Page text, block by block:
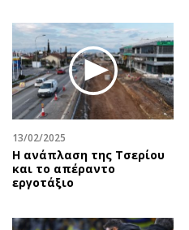
13/02/2025
Η ανάπλαση της Τσερίου
και το απέραντο
εργοτάξιο